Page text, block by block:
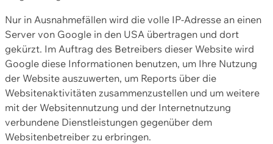
Nur in Ausnahmefällen wird die volle IP-Adresse an einen
Server von Google in den USA übertragen und dort
gekürzt. Im Auftrag des Betreibers dieser Website wird
Google diese Informationen benutzen, um Ihre Nutzung
der Website auszuwerten, um Reports über die
Websitenaktivitäten zusammenzustellen und um weitere
mit der Websitennutzung und der Internetnutzung
verbundene Dienstleistungen gegenüber dem
Websitenbetreiber zu erbringen.